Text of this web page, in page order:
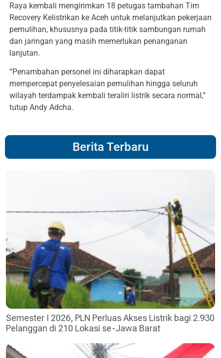
Raya kembali mengirimkan 18 petugas tambahan Tim
Recovery Kelistrikan ke Aceh untuk melanjutkan pekerjaan
pemulihan, khususnya pada titik-titik sambungan rumah
dan jaringan yang masih memerlukan penanganan
lanjutan.
“Penambahan personel ini diharapkan dapat
mempercepat penyelesaian pemulihan hingga seluruh
wilayah terdampak kembali teraliri listrik secara normal,”
tutup Andy Adcha.
Berita Terbaru
Semester I 2026, PLN Perluas Akses Listrik bagi 2.930
Pelanggan di 210 Lokasi se-Jawa Barat